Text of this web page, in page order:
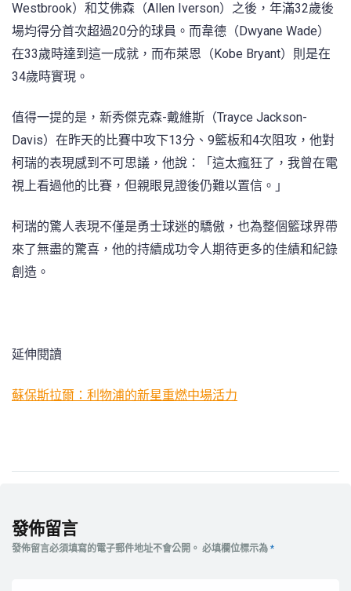
Westbrook）和艾佛森（Allen Iverson）之後，年滿32歲後
場均得分首次超過20分的球員。而韋德（Dwyane Wade）
在33歲時達到這一成就，而布萊恩（Kobe Bryant）則是在
34歲時實現。
值得一提的是，新秀傑克森-戴維斯（Trayce Jackson-
Davis）在昨天的比賽中攻下13分、9籃板和4次阻攻，他對
柯瑞的表現感到不可思議，他說：「這太瘋狂了，我曾在電
視上看過他的比賽，但親眼見證後仍難以置信。」
柯瑞的驚人表現不僅是勇士球迷的驕傲，也為整個籃球界帶
來了無盡的驚喜，他的持續成功令人期待更多的佳績和紀錄
創造。
延伸閱讀
蘇保斯拉爾：利物浦的新星重燃中場活力
發佈留言
發佈留言必須填寫的電子郵件地址不會公開。 必填欄位標示為 *